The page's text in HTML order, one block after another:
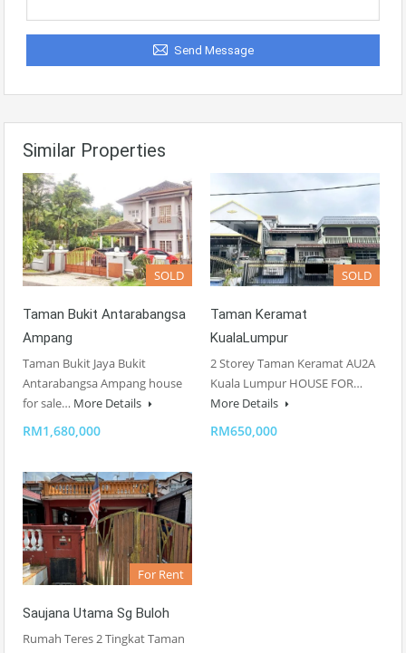
Send Message
Similar Properties
SOLD
Taman Bukit Antarabangsa
Ampang
Taman Bukit Jaya Bukit
Antarabangsa Ampang house
for sale… More Details
RM1,680,000
SOLD
Taman Keramat
KualaLumpur
2 Storey Taman Keramat AU2A
Kuala Lumpur HOUSE FOR…
More Details
RM650,000
For Rent
Saujana Utama Sg Buloh
Rumah Teres 2 Tingkat Taman